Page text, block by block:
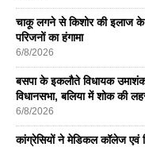
चाकू लगने से किशोर की इलाज के
परिजनों का हंगामा
6/8/2026
बसपा के इकलाैते विधायक
विधानसभा, बलिया में शोक की
6/8/2026
कांग्रेसियों ने मेडिकल कॉलेज एवं